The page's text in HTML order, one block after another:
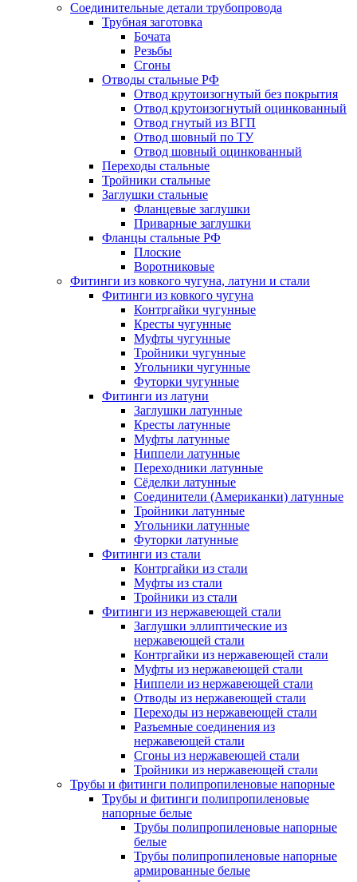
Соединительные детали трубопровода
Трубная заготовка
Бочата
Резьбы
Сгоны
Отводы стальные РФ
Отвод крутоизогнутый без покрытия
Отвод крутоизогнутый оцинкованный
Отвод гнутый из ВГП
Отвод шовный по ТУ
Отвод шовный оцинкованный
Переходы стальные
Тройники стальные
Заглушки стальные
Фланцевые заглушки
Приварные заглушки
Фланцы стальные РФ
Плоские
Воротниковые
Фитинги из ковкого чугуна, латуни и стали
Фитинги из ковкого чугуна
Контргайки чугунные
Кресты чугунные
Муфты чугунные
Тройники чугунные
Угольники чугунные
Футорки чугунные
Фитинги из латуни
Заглушки латунные
Кресты латунные
Муфты латунные
Ниппели латунные
Переходники латунные
Сёделки латунные
Соединители (Американки) латунные
Тройники латунные
Угольники латунные
Футорки латунные
Фитинги из стали
Контргайки из стали
Муфты из стали
Тройники из стали
Фитинги из нержавеющей стали
Заглушки эллиптические из
нержавеющей стали
Контргайки из нержавеющей стали
Муфты из нержавеющей стали
Ниппели из нержавеющей стали
Отводы из нержавеющей стали
Переходы из нержавеющей стали
Разъемные соединения из
нержавеющей стали
Сгоны из нержавеющей стали
Тройники из нержавеющей стали
Трубы и фитинги полипропиленовые напорные
Трубы и фитинги полипропиленовые
напорные белые
Трубы полипропиленовые напорные
белые
Трубы полипропиленовые напорные
армированные белые